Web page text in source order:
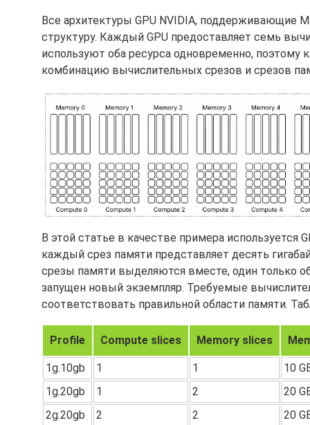
Все архитектуры GPU NVIDIA, поддерживающие
структуру. Каждый GPU предоставляет семь
используют оба ресурса одновременно,
комбинацию вычислительных срезов и срезов
В этой статье в качестве примера используется
каждый срез памяти представляет десять
срезы памяти выделяются вместе, один только
запущен новый экземпляр. Требуемые
соответствовать правильной области памяти.
Profile Compute slices Memory slices
1g.10gb 1 1
10
1g.20gb
1 2
20
2g.20gb
2 2
20